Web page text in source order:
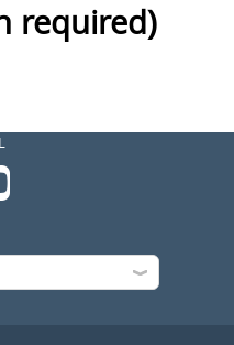
required)